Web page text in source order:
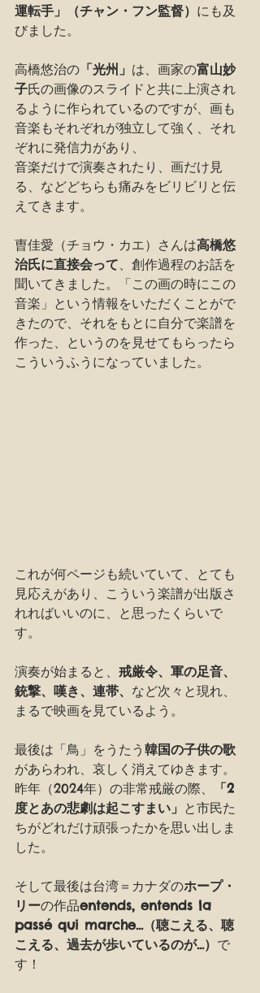
運転手」（チャン・フン監督） にも及
びました。
高橋悠治の 「光州」 は、画家の富山妙
子氏の画像のスライドと共に上演され
るように作られているのですが、画も
音楽もそれぞれが独立して強く、それ
ぞれに発信力があり、
音楽だけで演奏されたり、画だけ見
る、などどちらも痛みをビリビリと伝
えてきます。
曺佳愛（チョウ・カエ）さんは高橋悠
治氏に直接会って、創作過程のお話を
聞いてきました。「この画の時にこの
音楽」という情報をいただくことがで
きたので、それをもとに自分で楽譜を
作った、というのを見せてもらったら
こういうふうになっていました。
これが何ページも続いていて、とても
見応えがあり、こういう楽譜が出版さ
れればいいのに、と思ったくらいで
す。
演奏が始まると、 戒厳令、軍の足音、
銃撃、嘆き、連帯、 など次々と現れ、
まるで映画を見ているよう。
最後は「鳥」をうたう 韓国の子供の歌
があらわれ、哀しく消えてゆきます。
昨年（2024年）の非常戒厳の際、
「2
度とあの悲劇は起こすまい」 と市民た
ちがどれだけ頑張ったかを思い出しま
した。
そして最後は台湾＝カナダのホープ・
リーの作品entends, entends la
passé qui marche...（聴こえる、聴
こえる、過去が歩いているのが...） で
す！